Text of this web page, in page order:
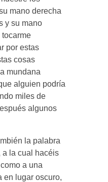
mano derecha
y su mano
por estas
cosas
mundana
alguien podría
miles de
algunos
la palabra
a la cual hacéis
a una
en lugar oscuro,